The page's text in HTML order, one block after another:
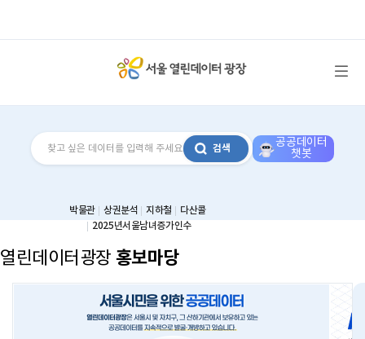
메뉴 열기
검색
박물관 상권분석 지하철
다산콜
2025년서울남녀증가인수
공공데이터
챗봇
열린데이터광장 홍보마당